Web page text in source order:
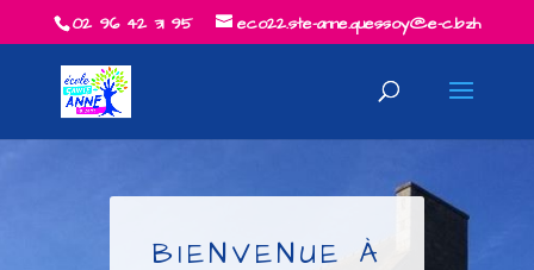
02 96 42 31 95 eco22.ste-anne.quessoy@e-c.bzh
BIENVENUE À